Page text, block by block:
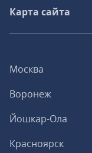
Москва
Воронеж
Йошкар-Ола
Красноярск
Карта сайта